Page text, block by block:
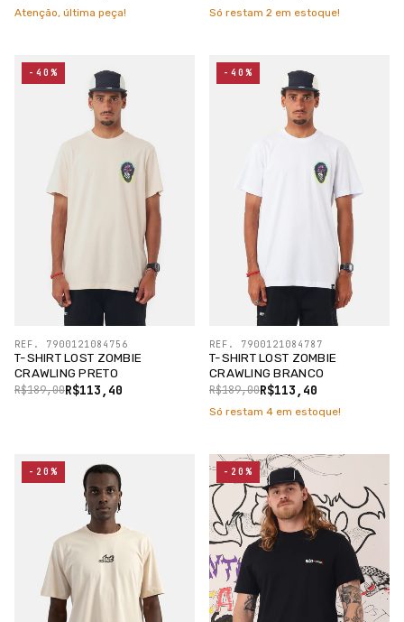
Atenção, última peça! Só restam 2 em estoque!
T-SHIRT LOST ZOMBIE
CRAWLING PRETO
R$113,40
R$189,00
REF. 7900121084756
-40%
T-SHIRT LOST ZOMBIE
CRAWLING BRANCO
R$113,40
R$189,00
REF. 7900121084787
-40%
Só restam 4 em estoque!
-20% -20%